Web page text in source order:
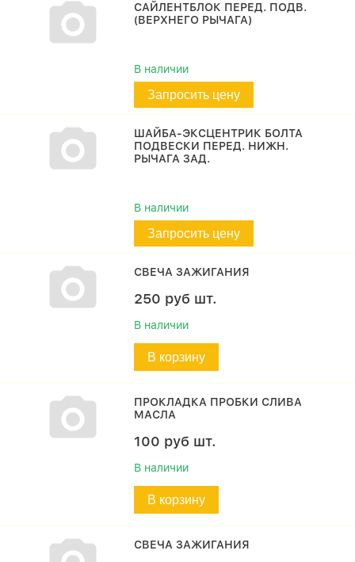
САЙЛЕНТБЛОК ПЕРЕД. ПОДВ.
(ВЕРХНЕГО РЫЧАГА)
В наличии
Запросить цену
ШАЙБА-ЭКСЦЕНТРИК БОЛТА
ПОДВЕСКИ ПЕРЕД. НИЖН.
РЫЧАГА ЗАД.
В наличии
Запросить цену
СВЕЧА ЗАЖИГАНИЯ
250 руб шт.
В наличии
В корзину
ПРОКЛАДКА ПРОБКИ СЛИВА
МАСЛА
100 руб шт.
В наличии
В корзину
СВЕЧА ЗАЖИГАНИЯ